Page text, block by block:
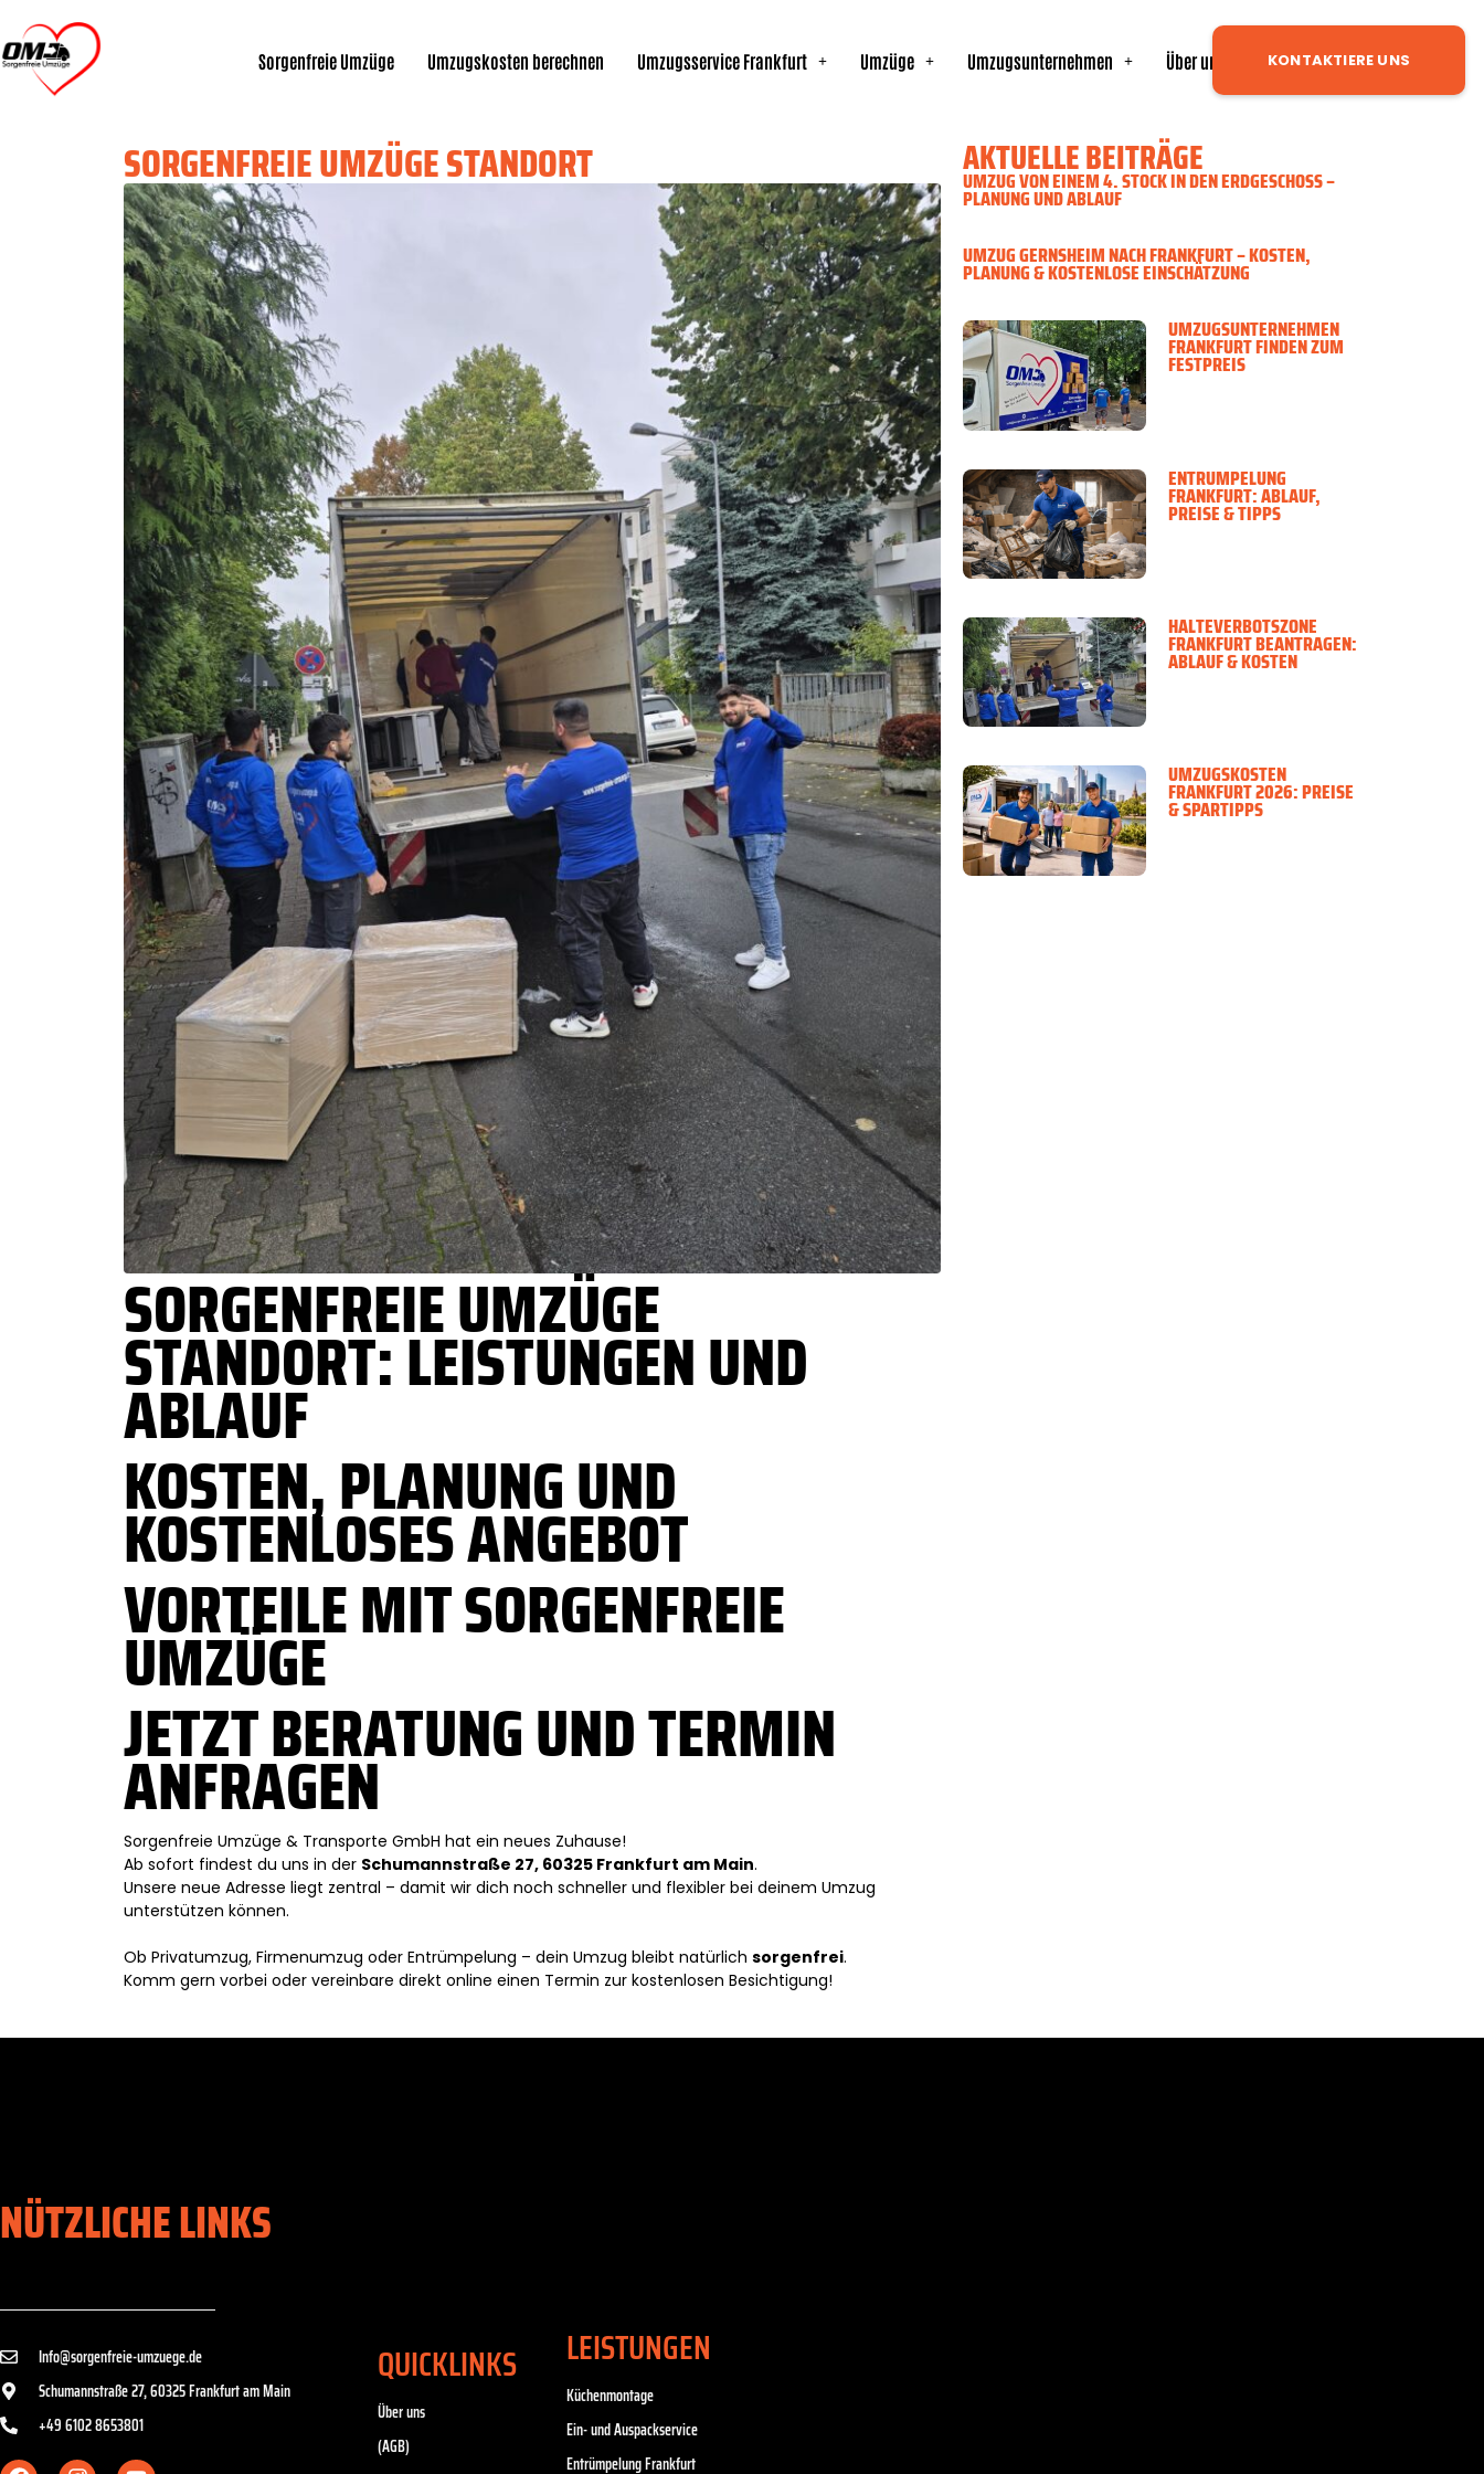
Sorgenfreie Umzüge Umzugskosten berechnen Umzugsservice Frankfurt Umzüge Umzugsunternehmen Über uns Neuigkeiten
KONTAKTIERE UNS
AKTUELLE BEITRÄGE
UMZUG VON EINEM 4. STOCK IN DEN ERDGESCHOSS –
PLANUNG UND ABLAUF
UMZUG GERNSHEIM NACH FRANKFURT – KOSTEN,
PLANUNG & KOSTENLOSE EINSCHÄTZUNG
UMZUGSUNTERNEHMEN
FRANKFURT FINDEN ZUM
FESTPREIS
ENTRÜMPELUNG
FRANKFURT: ABLAUF,
PREISE & TIPPS
HALTEVERBOTSZONE
FRANKFURT BEANTRAGEN:
ABLAUF & KOSTEN
UMZUGSKOSTEN
FRANKFURT 2026: PREISE
& SPARTIPPS
SORGENFREIE UMZÜGE STANDORT
SORGENFREIE UMZÜGE
STANDORT: LEISTUNGEN UND
ABLAUF
KOSTEN, PLANUNG UND
KOSTENLOSES ANGEBOT
VORTEILE MIT SORGENFREIE
UMZÜGE
JETZT BERATUNG UND TERMIN
ANFRAGEN
Sorgenfreie Umzüge & Transporte GmbH hat ein neues Zuhause!
Ab sofort findest du uns in der Schumannstraße 27, 60325 Frankfurt am Main.
Unsere neue Adresse liegt zentral – damit wir dich noch schneller und flexibler bei deinem Umzug
unterstützen können.
Ob Privatumzug, Firmenumzug oder Entrümpelung – dein Umzug bleibt natürlichsorgenfrei.
Komm gern vorbei oder vereinbare direkt online einen Termin zur kostenlosen Besichtigung!
NÜTZLICHE LINKS
Info@sorgenfreie-umzuege.de
Schumannstraße 27, 60325 Frankfurt am Main
+49 6102 8653801
QUICKLINKS
Über uns
(AGB)
LEISTUNGEN
Küchenmontage
Ein- und Auspackservice
Entrümpelung Frankfurt